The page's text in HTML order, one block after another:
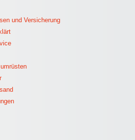
und Versicherung